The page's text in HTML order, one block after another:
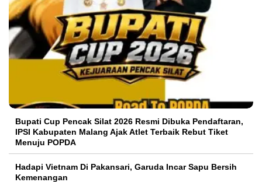
Bupati Cup Pencak Silat 2026 Resmi Dibuka Pendaftaran,
IPSI Kabupaten Malang Ajak Atlet Terbaik Rebut Tiket
Menuju POPDA
Hadapi Vietnam Di Pakansari, Garuda Incar Sapu Bersih
Kemenangan